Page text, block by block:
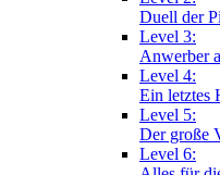
Duell der
Level 3:
Anwerber
Level 4:
Ein letztes
Level 5:
Der große
Level 6: